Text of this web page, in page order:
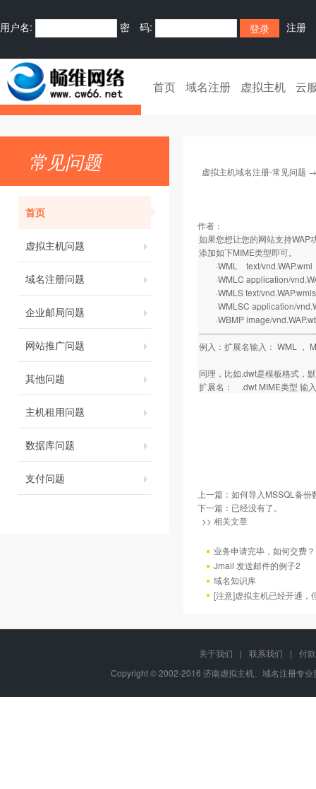
用户名: 密 码: 注册
首页 域名注册 虚拟主机 云
常见问题
首页
虚拟主机问题
域名注册问题
企业邮局问题
网站推广问题
其他问题
主机租用问题
数据库问题
支付问题
虚拟主机域名注册-常见问题
作者：
如果您想让您的网站支持WAP
添加如下MIME类型即可。
·WML text/vnd.WAP.wml
·WMLC application/
·WMLS text/
·WMLSC application/
·WBMP image/
例入：扩展名输入：·WML ，
同理，比如.dwt是模板格式，
扩展名： .dwt MIME类型 输
上一篇： 如何导入MSSQL备份
下一篇：已经没有了。
>> 相关文章
业务申请完毕，如何交费？
Jmail 发送邮件的例子2
域名知识库
[注意]虚拟主机已经开通，
关于我们 | 联系我们 |
付
Copyright © 2002-2016 济南虚拟主机、域名注册专